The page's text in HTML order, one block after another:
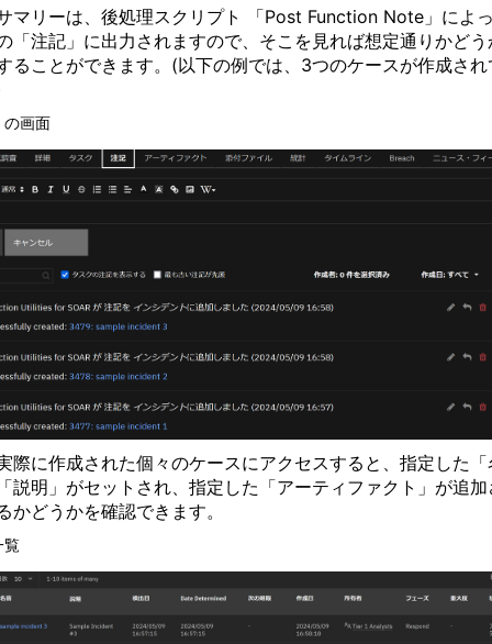
マリーは、後処理スクリプト 「Post Function Note 」によ
「注記」に出力されますので、そこを見れば想定通りかどう
ることができます。 (以下の例では、 3つのケースが作成され
の画面
際に作成された個々のケースにアクセスすると、指定した「
説明」がセットされ、指定した「アーティファクト」が追加
かどうかを確認できます。
覧